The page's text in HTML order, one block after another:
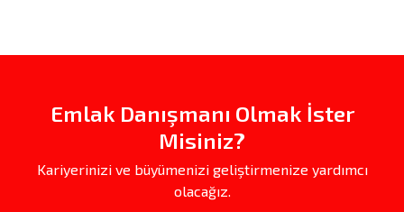
Emlak Danışmanı Olmak İster
Misiniz?
Kariyerinizi ve büyümenizi geliştirmenize yardımcı
olacağız.